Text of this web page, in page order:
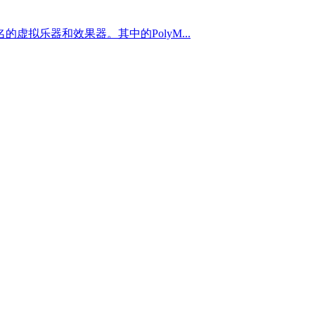
虚拟乐器和效果器。其中的PolyM...